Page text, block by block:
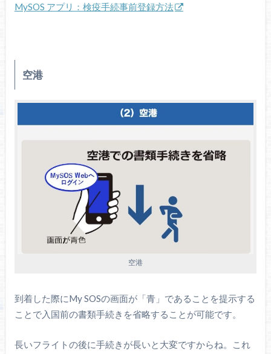
MySOS アプリ：検疫手続事前登録方法
空港
空港
到着した際にMy SOSの画面が「青」であることを提示する
ことで入国前の書類手続きを省略することが可能です。
長いフライトの後に手続きが長いと大変ですからね。これ